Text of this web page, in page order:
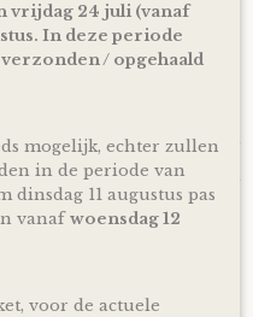
binnen 1-4 werkdagen
levering is afhankelijk van
voor de actuele
vrijdag 24 juli (vanaf
In deze periode
/ opgehaald
mogelijk, echter zullen
in de periode van
11 augustus pas
vanafwoensdag 12
voor de actuele